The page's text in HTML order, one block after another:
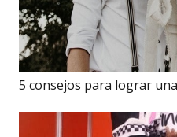
5 consejos para lograr